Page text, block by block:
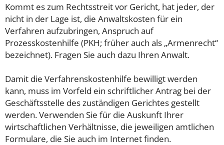
Kommt es zum Rechtsstreit vor Gericht, hat jeder, der
nicht in der Lage ist, die Anwaltskosten für ein
Verfahren aufzubringen, Anspruch auf
Prozesskostenhilfe (PKH; früher auch als „Armenrecht“
bezeichnet). Fragen Sie auch dazu Ihren Anwalt.
Damit die Verfahrenskostenhilfe bewilligt werden
kann, muss im Vorfeld ein schriftlicher Antrag bei der
Geschäftsstelle des zuständigen Gerichtes gestellt
werden. Verwenden Sie für die Auskunft Ihrer
wirtschaftlichen Verhältnisse, die jeweiligen amtlichen
Formulare, die Sie auch im Internet finden.